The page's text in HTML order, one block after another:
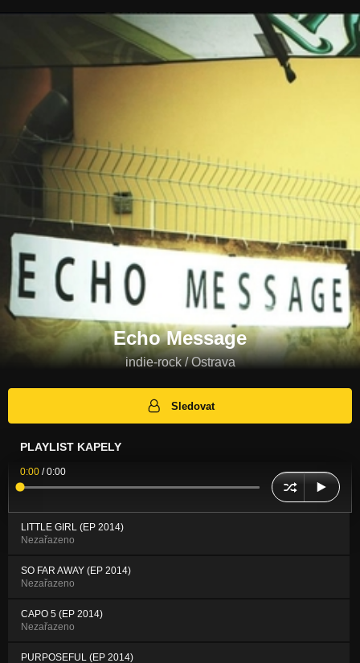
Echo Message
indie-rock / Ostrava
Sledovat
PLAYLIST KAPELY
0:00 /0:00
LITTLE GIRL (EP 2014)
Nezařazeno
SO FAR AWAY (EP 2014)
Nezařazeno
CAPO 5 (EP 2014)
Nezařazeno
PURPOSEFUL (EP 2014)